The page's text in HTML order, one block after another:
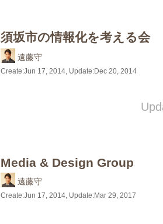
須坂市の情報化を考える会
遠藤守
Create:Jun 17, 2014, Update:Dec 20, 2014
Media & Design Group
遠藤守
Create:Jun 17, 2014, Update:Mar 29, 2017